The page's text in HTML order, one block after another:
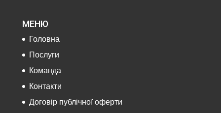
МЕНЮ
Головна
Послуги
Команда
Контакти
Договір публічної оферти